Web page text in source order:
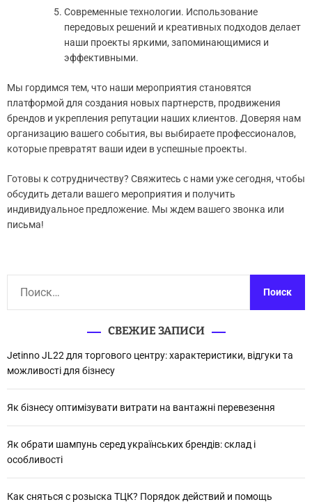
Современные технологии. Использование
передовых решений и креативных подходов делает
наши проекты яркими, запоминающимися и
эффективными.
Мы гордимся тем, что наши мероприятия становятся
платформой для создания новых партнерств, продвижения
брендов и укрепления репутации наших клиентов. Доверяя нам
организацию вашего события, вы выбираете профессионалов,
которые превратят ваши идеи в успешные проекты.
Готовы к сотрудничеству? Свяжитесь с нами уже сегодня, чтобы
обсудить детали вашего мероприятия и получить
индивидуальное предложение. Мы ждем вашего звонка или
письма!
и
:
СВЕЖИЕ ЗАПИСИ
Jetinno JL22 для торгового центру: характеристики, відгуки та
можливості для бізнесу
Як бізнесу оптимізувати витрати на вантажні перевезення
Як обрати шампунь серед українських брендів: склад і
особливості
Как сняться с розыска ТЦК? Порядок действий и помощь